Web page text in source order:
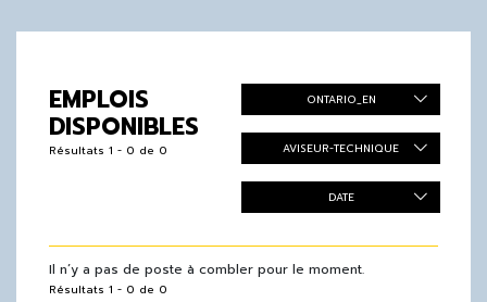
EMPLOIS
DISPONIBLES
Résultats 1 - 0 de 0
ONTARIO_EN
AVISEUR-TECHNIQUE
DATE
Il n’y a pas de poste à combler pour le moment.
Résultats 1 - 0 de 0